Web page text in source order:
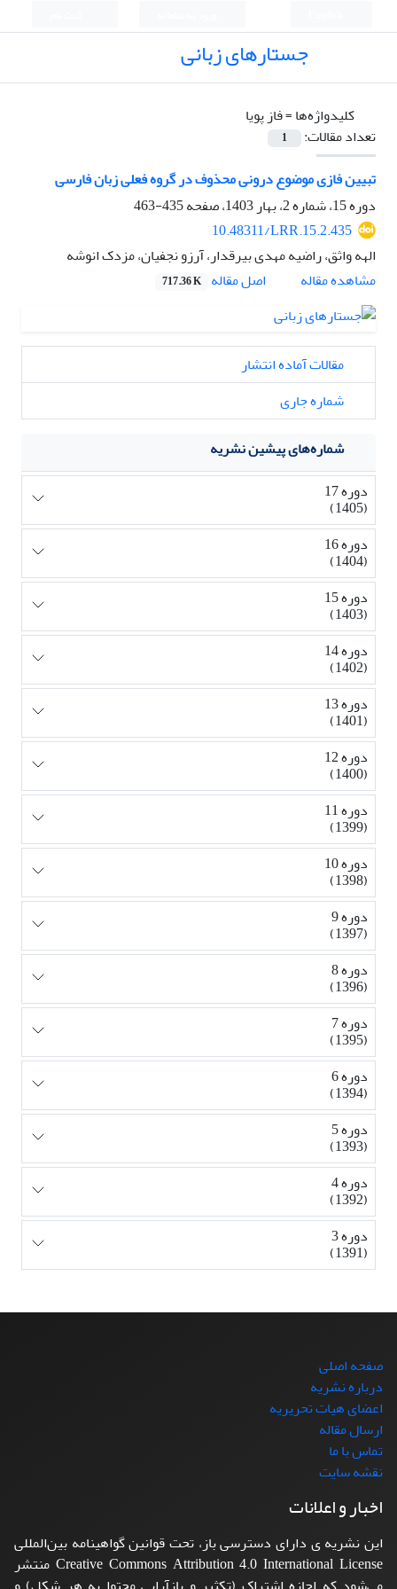
جستارهای زبانی
کلیدواژه‌ها =فاز پویا
تعداد مقالات:
1
تبیین فازی موضوع درونی محذوف در گروه فعلی زبان فارسی
دوره 15، شماره 2، بهار 1403، صفحه
435-463
10.48311/LRR.15.2.435
الهه واثق، راضیه مهدی بیرقدار، آرزو نجفیان، مزدک انوشه
مشاهده مقاله
اصل مقاله 717.36 K
مقالات آماده انتشار
شماره جاری
شماره‌های پیشین نشریه
دوره 17
(1405)
دوره 16
(1404)
دوره 15
(1403)
دوره 14
(1402)
دوره 13
(1401)
دوره 12
(1400)
دوره 11
(1399)
دوره 10
(1398)
دوره 9
(1397)
دوره 8
(1396)
دوره 7
(1395)
دوره 6
(1394)
دوره 5
(1393)
دوره 4
(1392)
دوره 3
(1391)
صفحه اصلی
درباره نشریه
اعضای هیات تحریریه
ارسال مقاله
تماس با ما
نقشه سایت
اخبار و اعلانات
این نشریه ی دارای دسترسی باز، تحت قوانین گواهینامه بین‌المللی
Creative Commons Attribution 4.0 International License منتشر